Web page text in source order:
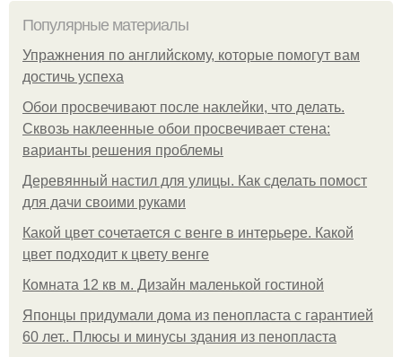
Популярные материалы
Упражнения по английскому, которые помогут вам
достичь успеха
Обои просвечивают после наклейки, что делать.
Сквозь наклеенные обои просвечивает стена:
варианты решения проблемы
Деревянный настил для улицы. Как сделать помост
для дачи своими руками
Какой цвет сочетается с венге в интерьере. Какой
цвет подходит к цвету венге
Комната 12 кв м. Дизайн маленькой гостиной
Японцы придумали дома из пенопласта с гарантией
60 лет.. Плюсы и минусы здания из пенопласта